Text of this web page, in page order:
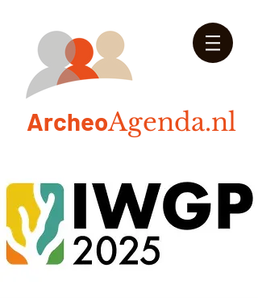
ArcheoAgenda.nl